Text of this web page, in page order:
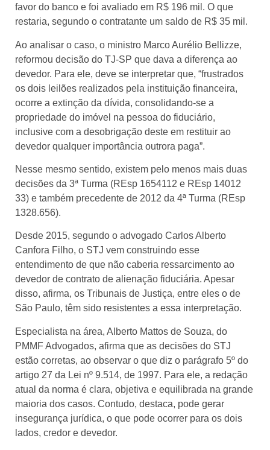
favor do banco e foi avaliado em R$ 196 mil. O que
restaria, segundo o contratante um saldo de R$ 35 mil.
Ao analisar o caso, o ministro Marco Aurélio Bellizze,
reformou decisão do TJ-SP que dava a diferença ao
devedor. Para ele, deve se interpretar que, “frustrados
os dois leilões realizados pela instituição financeira,
ocorre a extinção da dívida, consolidando-se a
propriedade do imóvel na pessoa do fiduciário,
inclusive com a desobrigação deste em restituir ao
devedor qualquer importância outrora paga”.
Nesse mesmo sentido, existem pelo menos mais duas
decisões da 3ª Turma (REsp 1654112 e REsp 14012
33) e também precedente de 2012 da 4ª Turma (REsp
1328.656).
Desde 2015, segundo o advogado Carlos Alberto
Canfora Filho, o STJ vem construindo esse
entendimento de que não caberia ressarcimento ao
devedor de contrato de alienação fiduciária. Apesar
disso, afirma, os Tribunais de Justiça, entre eles o de
São Paulo, têm sido resistentes a essa interpretação.
Especialista na área, Alberto Mattos de Souza, do
PMMF Advogados, afirma que as decisões do STJ
estão corretas, ao observar o que diz o parágrafo 5º do
artigo 27 da Lei nº 9.514, de 1997. Para ele, a redação
atual da norma é clara, objetiva e equilibrada na grande
maioria dos casos. Contudo, destaca, pode gerar
insegurança jurídica, o que pode ocorrer para os dois
lados, credor e devedor.